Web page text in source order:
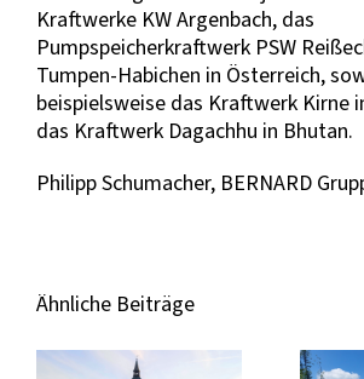
Kraftwerke KW Argenbach, das
Pumpspeicherkraftwerk PSW
Tumpen-Habichen in Österreich,
beispielsweise das Kraftwerk Kirne
das Kraftwerk Dagachhu in Bhutan.
Philipp Schumacher, BERNARD
Ähnliche Beiträge